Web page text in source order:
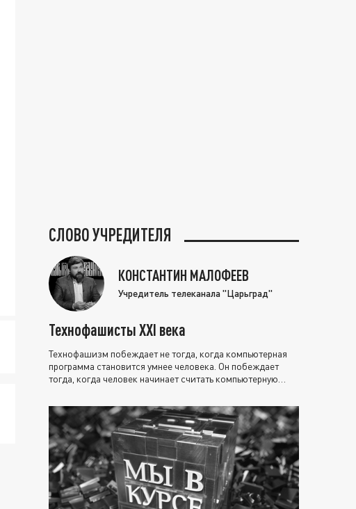
СЛОВО УЧРЕДИТЕЛЯ
КОНСТАНТИН МАЛОФЕЕВ
Учредитель телеканала "Царьград"
Технофашисты XXI века
Технофашизм побеждает не тогда, когда компьютерная
программа становится умнее человека. Он побеждает
тогда, когда человек начинает считать компьютерную